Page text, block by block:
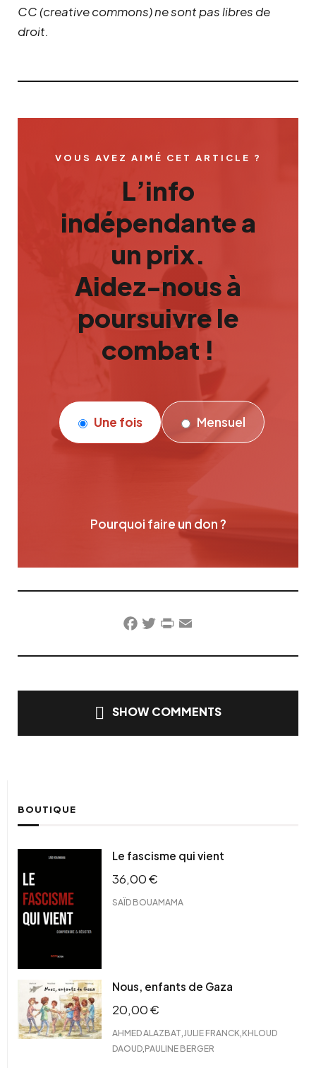
CC (creative commons) ne sont pas libres de
droit.
VOUS AVEZ AIMÉ CET ARTICLE ?
L’info
indépendante a
un prix.
Aidez-nous à
poursuivre le
combat !
Une fois Mensuel
Pourquoi faire un don ?
Facebook
TwitterPrintFriendly
Email
SHOW COMMENTS
BOUTIQUE
Le fascisme qui vient
36,00€
SAÏD BOUAMAMA
Nous, enfants de Gaza
20,00€
AHMED ALAZBAT JULIE FRANCK KHLOUD
DAOUD PAULINE BERGER